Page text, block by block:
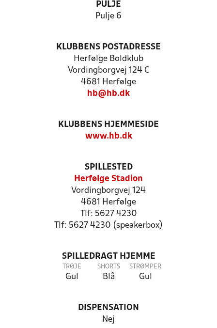
PULJE
Pulje 6
KLUBBENS POSTADRESSE
Herfølge Boldklub
Vordingborgvej 124 C
4681 Herfølge
hb@hb.dk
KLUBBENS HJEMMESIDE
www.hb.dk
SPILLESTED
Herfølge Stadion
Vordingborgvej 124
4681 Herfølge
Tlf: 5627 4230
Tlf: 5627 4230 (speakerbox)
SPILLEDRAGT HJEMME
TRØJE
Gul
SHORTS
Blå
STRØMPER
Gul
DISPENSATION
Nej